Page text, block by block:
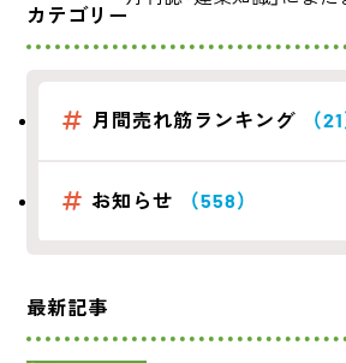
カテゴリー
月間売れ筋ランキング （21
お知らせ （558）
最新記事